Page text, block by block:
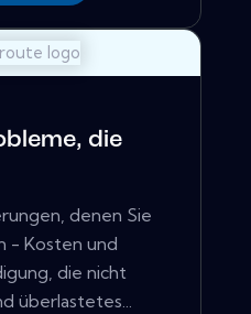
die
denen Sie
- Kosten und
die nicht
überlastetes...